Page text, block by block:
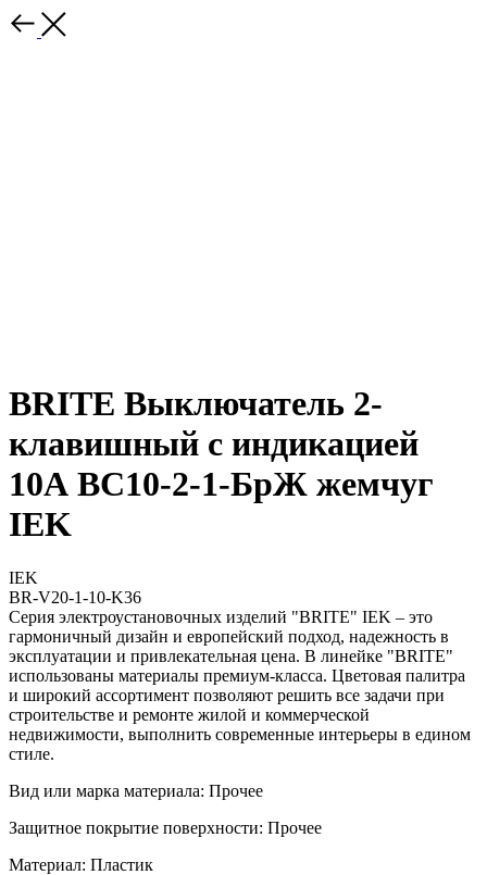
BRITE Выключатель 2-
клавишный с индикацией
10А ВС10-2-1-БрЖ жемчуг
IEK
IEK
BR-V20-1-10-K36
Серия электроустановочных изделий "BRITE" IEK – это
гармоничный дизайн и европейский подход, надежность в
эксплуатации и привлекательная цена. В линейке "BRITE"
использованы материалы премиум-класса. Цветовая палитра
и широкий ассортимент позволяют решить все задачи при
строительстве и ремонте жилой и коммерческой
недвижимости, выполнить современные интерьеры в едином
стиле.
Вид или марка материала: Прочее
Защитное покрытие поверхности: Прочее
Материал: Пластик